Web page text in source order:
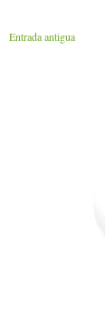
Entrada antigua